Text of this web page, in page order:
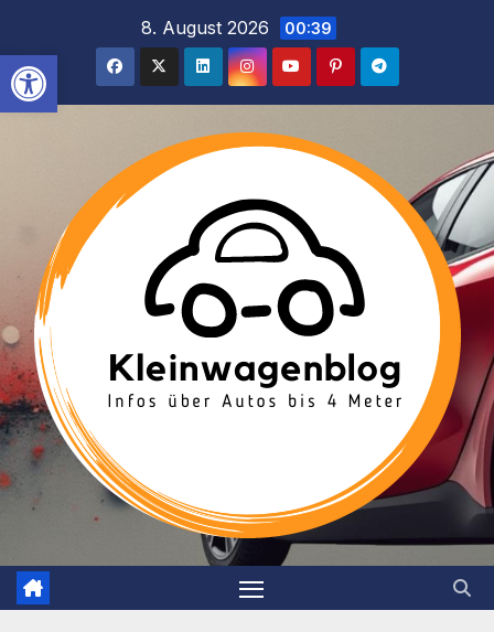
Werkzeugleiste öffnen
springen
8. August 2026 00:39